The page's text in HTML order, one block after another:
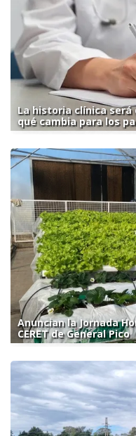
La historia clínica será
qué cambia para los
Anuncian la Jornada
CERET de General Pico